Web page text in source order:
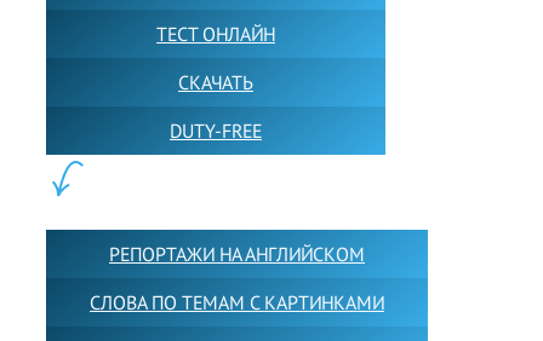
ТЕСТ ОНЛАЙН
СКАЧАТЬ
DUTY-FREE
РЕПОРТАЖИ НА АНГЛИЙСКОМ
СЛОВА ПО ТЕМАМ С КАРТИНКАМИ